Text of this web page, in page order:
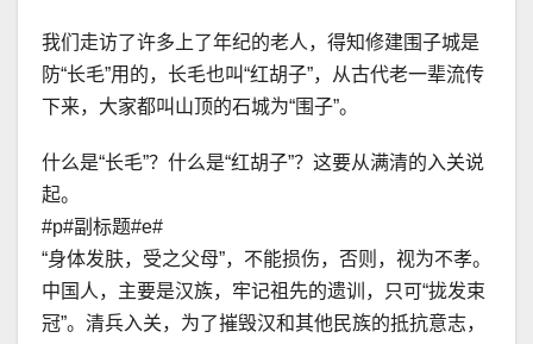
我们走访了许多上了年纪的老人，得知修建围子城是
防“长毛”用的，长毛也叫“红胡子”，从古代老一辈流传
下来，大家都叫山顶的石城为“围子”。
什么是“长毛”？什么是“红胡子”？这要从满清的入关说
起。
#p#副标题#e#
“身体发肤，受之父母”，不能损伤，否则，视为不孝。
中国人，主要是汉族，牢记祖先的遗训，只可“拢发束
冠”。清兵入关，为了摧毁汉和其他民族的抵抗意志，